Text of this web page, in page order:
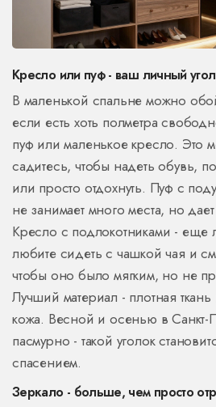
Кресло или пуф - ваш личный
В маленькой спальне можно
если есть хоть полметра
пуф или маленькое кресло. Это
садитесь, чтобы надеть обувь,
или просто отдохнуть. Пуф с
не занимает много места, но
Кресло с подлокотниками - еще
любите сидеть с чашкой чая и
чтобы оно было мягким, но не
Лучший материал - плотная
кожа. Весной и осенью в Санкт-
пасмурно - такой уголок
спасением.
Зеркало - больше, чем просто